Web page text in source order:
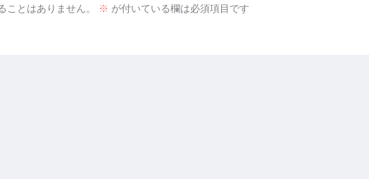
ことはありません。 ※ が付いている欄は必須項目です